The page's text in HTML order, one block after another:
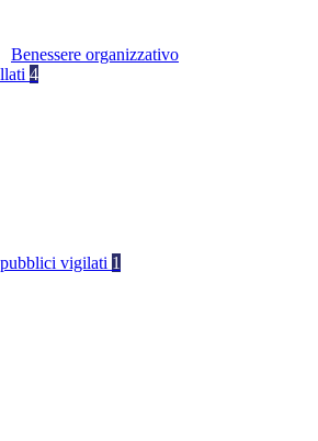
Benessere organizzativo
4
vigilati 1